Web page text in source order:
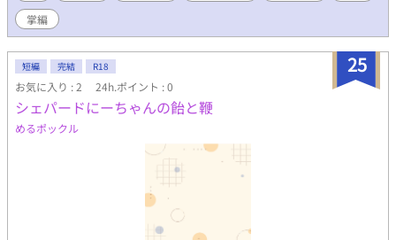
掌編
25
短編 完結 R18
お気に入り : 2 24h.ポイント : 0
シェパードにーちゃんの飴と鞭
めるポックル